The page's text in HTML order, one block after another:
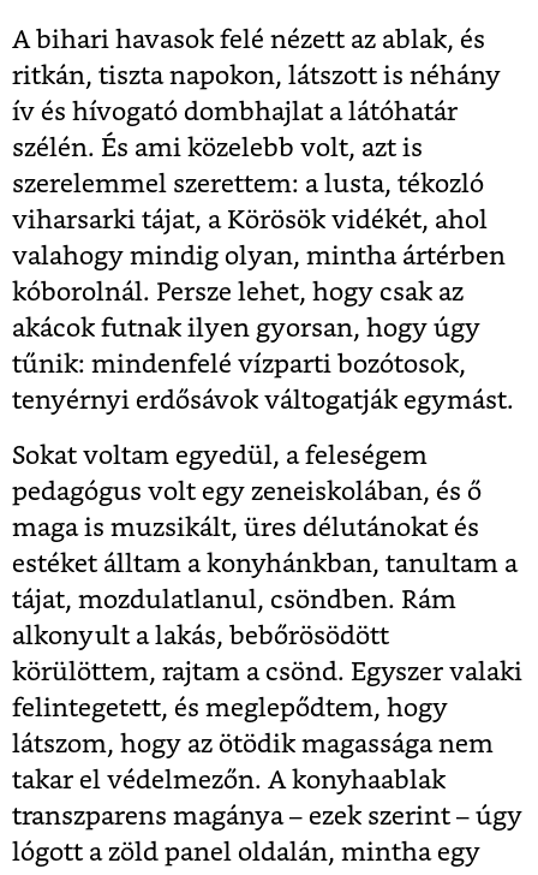
A bihari havasok felé nézett az ablak, és
ritkán, tiszta napokon, látszott is néhány
ív és hívogató dombhajlat a látóhatár
szélén. És ami közelebb volt, azt is
szerelemmel szerettem: a lusta, tékozló
viharsarki tájat, a Körösök vidékét, ahol
valahogy mindig olyan, mintha ártérben
kóborolnál. Persze lehet, hogy csak az
akácok futnak ilyen gyorsan, hogy úgy
tűnik: mindenfelé vízparti bozótosok,
tenyérnyi erdősávok váltogatják egymást.
Sokat voltam egyedül, a feleségem
pedagógus volt egy zeneiskolában, és ő
maga is muzsikált, üres délutánokat és
estéket álltam a konyhánkban, tanultam a
tájat, mozdulatlanul, csöndben. Rám
alkonyult a lakás, bebőrösödött
körülöttem, rajtam a csönd. Egyszer valaki
felintegetett, és meglepődtem, hogy
látszom, hogy az ötödik magassága nem
takar el védelmezőn. A konyhaablak
transzparens magánya – ezek szerint – úgy
lógott a zöld panel oldalán, mintha egy